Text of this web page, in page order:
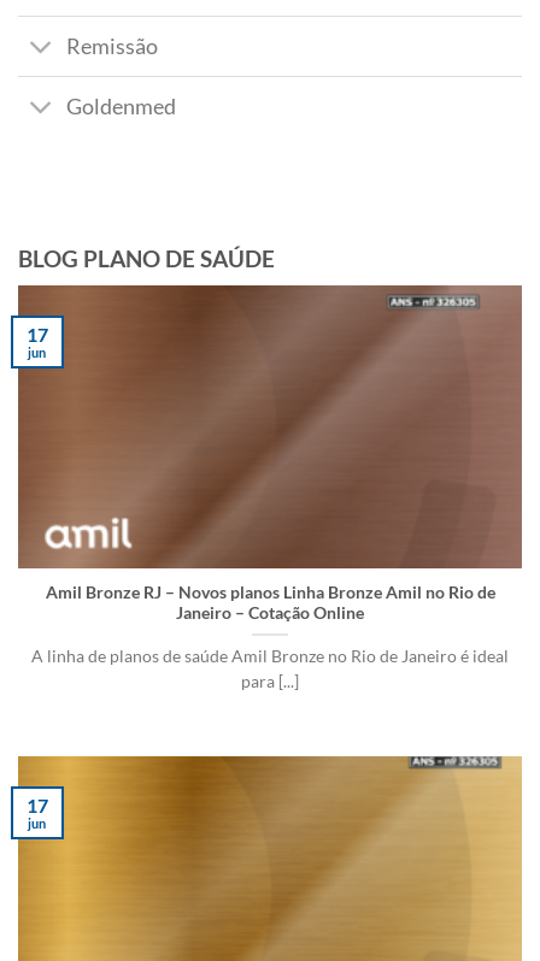
Remissão
Goldenmed
BLOG PLANO DE SAÚDE
Amil Bronze RJ – Novos planos Linha Bronze Amil no Rio de
Janeiro – Cotação Online
A linha de planos de saúde Amil Bronze no Rio de Janeiro é ideal
para [...]
17
jun
17
jun